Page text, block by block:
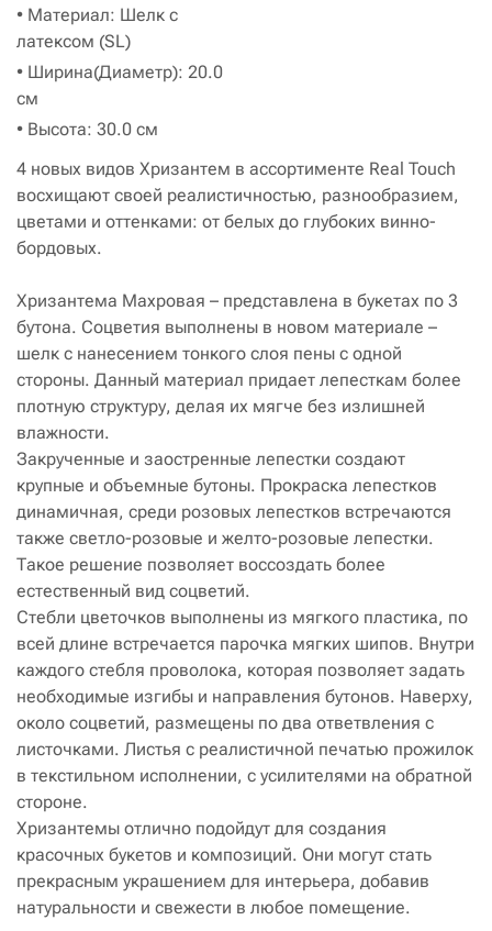
• Материал: Шелк с
латексом (SL)
• Ширина(Диаметр): 20.0
см
• Высота: 30.0 см
4 новых видов Хризантем в ассортименте Real Touch
восхищают своей реалистичностью, разнообразием,
цветами и оттенками: от белых до глубоких винно-
бордовых.
Хризантема Махровая – представлена в букетах по 3
бутона. Соцветия выполнены в новом материале –
шелк с нанесением тонкого слоя пены с одной
стороны. Данный материал придает лепесткам более
плотную структуру, делая их мягче без излишней
влажности.
Закрученные и заостренные лепестки создают
крупные и объемные бутоны. Прокраска лепестков
динамичная, среди розовых лепестков встречаются
также светло-розовые и желто-розовые лепестки.
Такое решение позволяет воссоздать более
естественный вид соцветий.
Стебли цветочков выполнены из мягкого пластика, по
всей длине встречается парочка мягких шипов. Внутри
каждого стебля проволока, которая позволяет задать
необходимые изгибы и направления бутонов. Наверху,
около соцветий, размещены по два ответвления с
листочками. Листья с реалистичной печатью прожилок
в текстильном исполнении, с усилителями на обратной
стороне.
Хризантемы отлично подойдут для создания
красочных букетов и композиций. Они могут стать
прекрасным украшением для интерьера, добавив
натуральности и свежести в любое помещение.